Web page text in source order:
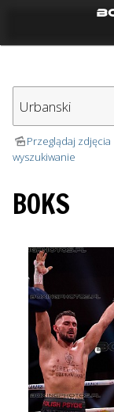
Przeglądaj zdjęcia
wyszukiwanie
BOKS